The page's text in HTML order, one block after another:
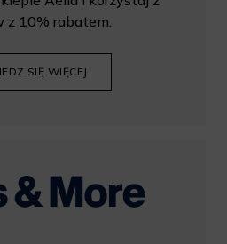
z 10% rabatem.
SIĘ WIĘCEJ